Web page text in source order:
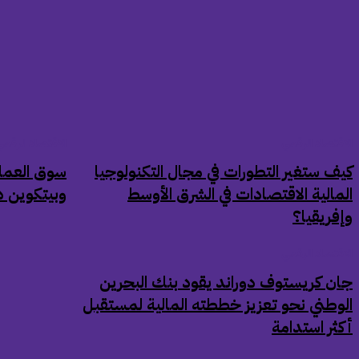
كيف ستغير التطورات في مجال التكنولوجيا
المالية الاقتصادات في الشرق الأوسط
وإفريقيا؟
وبيتكوين دون 29
جان كريستوف دوراند يقود بنك البحرين
الوطني نحو تعزيز خططته المالية لمستقبل
أكثر استدامة